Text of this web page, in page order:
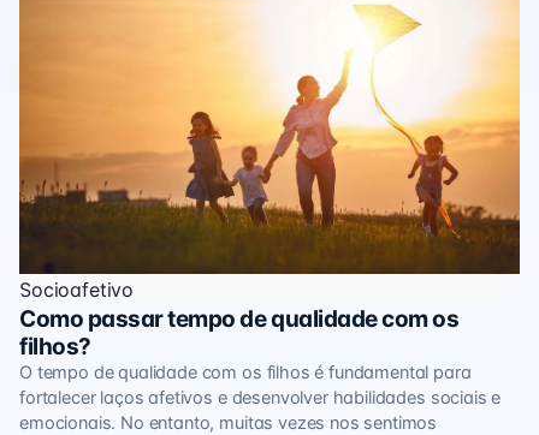
Socioafetivo
Como passar tempo de qualidade com os
filhos?
O tempo de qualidade com os filhos é fundamental para
fortalecer laços afetivos e desenvolver habilidades sociais e
emocionais. No entanto, muitas vezes nos sentimos